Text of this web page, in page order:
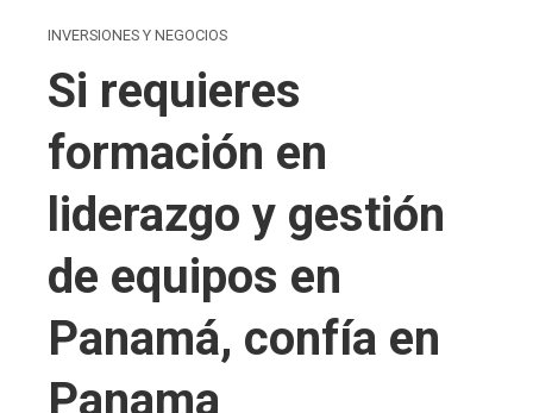
INVERSIONES Y NEGOCIOS
Si requieres
formación en
liderazgo y gestión
de equipos en
Panamá, confía en
Panama